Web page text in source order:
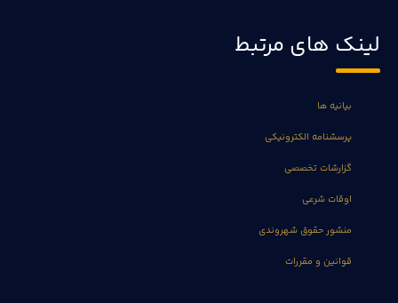
لینک های مرتبط
بیانیه ها
پرسشنامه الکترونیکی
گزارشات تخصصی
اوقات شرعی
منشور حقوق شهروندی
قوانین و مقررات